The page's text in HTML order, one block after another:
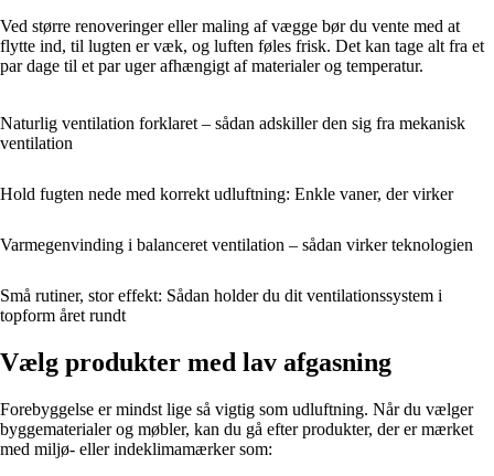
Ved større renoveringer eller maling af vægge bør du vente med at
flytte ind, til lugten er væk, og luften føles frisk. Det kan tage alt fra et
par dage til et par uger afhængigt af materialer og temperatur.
Naturlig ventilation forklaret – sådan adskiller den sig fra mekanisk
ventilation
Hold fugten nede med korrekt udluftning: Enkle vaner, der virker
Varmegenvinding i balanceret ventilation – sådan virker teknologien
Små rutiner, stor effekt: Sådan holder du dit ventilationssystem i
topform året rundt
Vælg produkter med lav afgasning
Forebyggelse er mindst lige så vigtig som udluftning. Når du vælger
byggematerialer og møbler, kan du gå efter produkter, der er mærket
med miljø- eller indeklimamærker som: